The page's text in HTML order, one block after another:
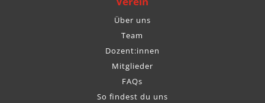
Über uns
Team
Dozent:innen
Mitglieder
FAQs
So findest du uns